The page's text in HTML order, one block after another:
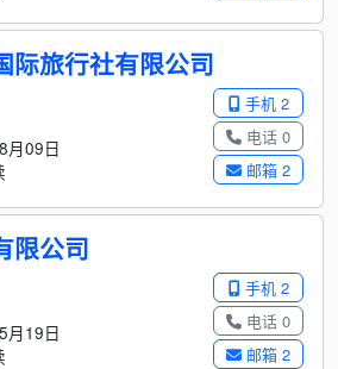
际旅行社有限公司
手机 2
电话 0
邮箱 2
月09日
限公司
手机 2
电话 0
邮箱 2
月19日